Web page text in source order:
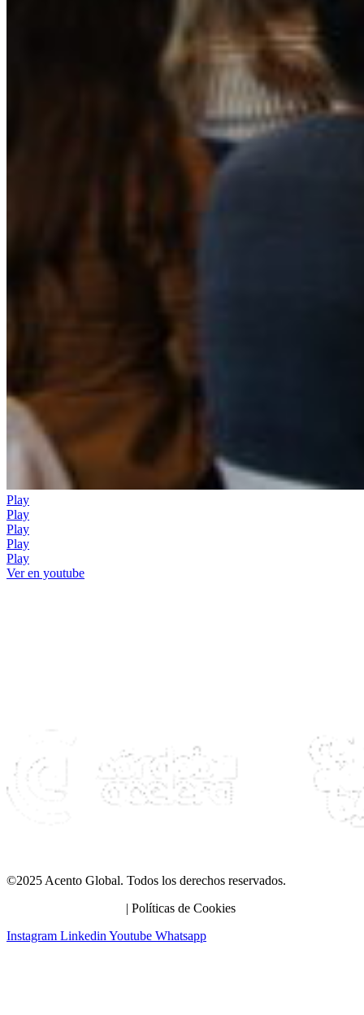
Play
Play
Play
Play
Play
Ver en youtube
©2025 Acento Global. Todos los derechos reservados.
| Políticas de Cookies
Instagram Linkedin Youtube Whatsapp